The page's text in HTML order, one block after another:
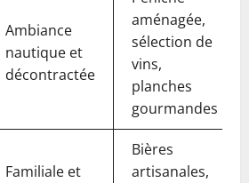
Ambiance
nautique et
décontractée
aménagée,
sélection de
vins,
planches
gourmandes
Familiale et
Bières
artisanales,